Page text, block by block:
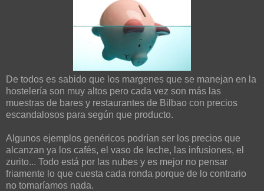
De todos es sabido que los margenes que se manejan en la
hostelería son muy altos pero cada vez son más las
muestras de bares y restaurantes de Bilbao con precios
escandalosos para según que producto.
Algunos ejemplos genéricos podrían ser los precios que
alcanzan ya los cafés, el vaso de leche, las infusiones, el
zurito... Todo está por las nubes y es mejor no pensar
friamente lo que cuesta cada ronda porque de lo contrario
no tomaríamos nada.